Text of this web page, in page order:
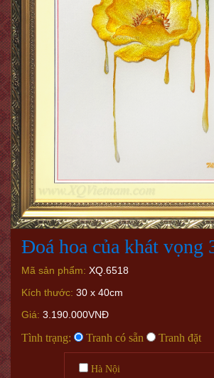
Đoá hoa của khát vọng
Mã sản phẩm: XQ.6518
Kích thước: 30 x 40cm
Giá: 3.190.000VNĐ
Tình trạng: Tranh có sẵn Tranh đặt
Hà Nội